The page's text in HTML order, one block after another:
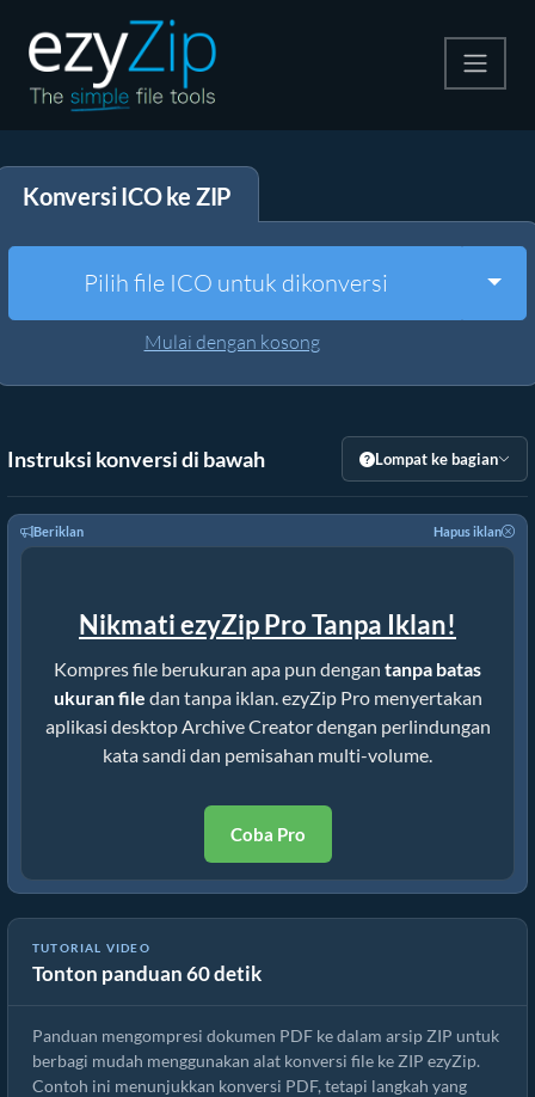
Ekstrak
Alat Lainnya
Konversi ICO ke ZIP
Pilih file ICO untuk dikonversi
Mulai dengan kosong
Instruksi konversi di bawah Lompat ke bagian
Beriklan Hapus iklan
Nikmati ezyZip Pro Tanpa Iklan!
Kompres file berukuran apa pun dengan tanpa batas
ukuran file dan tanpa iklan. ezyZip Pro menyertakan
aplikasi desktop Archive Creator dengan perlindungan
kata sandi dan pemisahan multi-volume.
Coba Pro
TUTORIAL VIDEO
Tonton panduan 60 detik
Konversi ico ke Format ZIP | Online Gratis
Panduan mengompresi dokumen PDF ke dalam arsip ZIP untuk
berbagi mudah menggunakan alat konversi file ke ZIP ezyZip.
Contoh ini menunjukkan konversi PDF, tetapi langkah yang